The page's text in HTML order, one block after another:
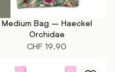
Medium Bag – Haeckel
Orchidae
CHF 19.90